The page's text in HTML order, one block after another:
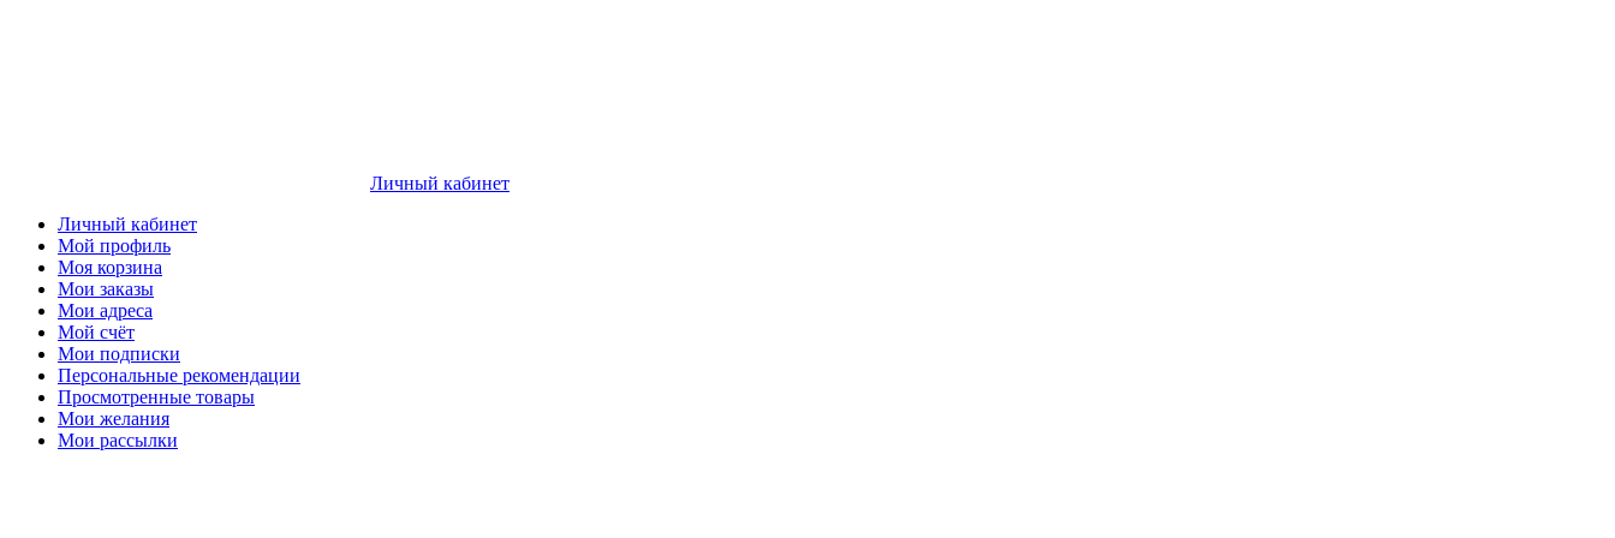
Личный кабинет
Личный кабинет
Мой профиль
Моя корзина
Мои заказы
Мои адреса
Мой счёт
Мои подписки
Персональные рекомендации
Просмотренные товары
Мои желания
Мои рассылки